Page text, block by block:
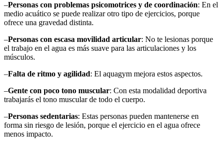
–Personas con problemas psicomotrices y de coordinación: En el
medio acuático se puede realizar otro tipo de ejercicios, porque
ofrece una gravedad distinta.
–Personas con escasa movilidad articular: No te lesionas porque
el trabajo en el agua es más suave para las articulaciones y los
músculos.
–Falta de ritmo y agilidad: El aquagym mejora estos aspectos.
–Gente con poco tono muscular: Con esta modalidad deportiva
trabajarás el tono muscular de todo el cuerpo.
–Personas sedentarias: Estas personas pueden mantenerse en
forma sin riesgo de lesión, porque el ejercicio en el agua ofrece
menos impacto.